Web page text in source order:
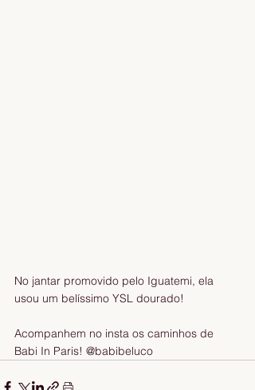
No jantar promovido pelo Iguatemi, ela
usou um belíssimo YSL dourado!
Acompanhem no insta os caminhos de
Babi In Paris! @babibeluco